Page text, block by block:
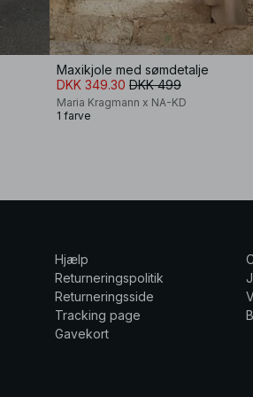
Maxikjole med sømdetalje
DKK 349.30 DKK 499
Maria Kragmann x NA-KD
1 farve
Hjælp
Returneringspolitik
Returneringsside
Tracking page
Gavekort